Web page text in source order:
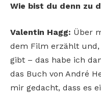
Wie bist du denn zu
Valentin Hagg: Über
dem Film erzählt und,
gibt – das habe ich
das Buch von André
mir gedacht, dass es